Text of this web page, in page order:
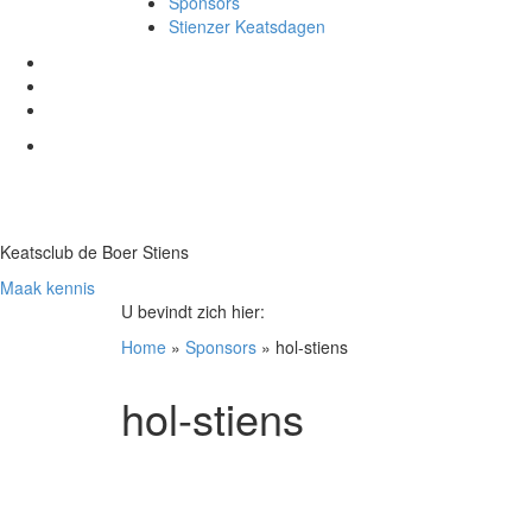
Stienzer Keatsdagen
Keatsclub de Boer Stiens
Maak kennis
U bevindt zich hier:
Home » Sponsors » hol-stiens
hol-stiens